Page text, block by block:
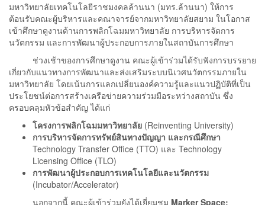
มหาวิทยาลัยเทคโนโลยีราชมงคลล้านนา (มทร.ล้านนา) ให้การ
ต้อนรับคณะผู้บริหารและคณาจารย์จากมหาวิทยาลัยสยาม ในโอกาส
เข้าศึกษาดูงานด้านการพลิกโฉมมหาวิทยาลัย การบริหารจัดการ
นวัตกรรม และการพัฒนาผู้ประกอบการภายในสถาบันการศึกษา
ช่วงเช้าของการศึกษาดูงาน คณะผู้เข้าร่วมได้รับฟังการบรรยาย
เกี่ยวกับแนวทางการพัฒนาและส่งเสริมระบบนิเวศนวัตกรรมภายใน
มหาวิทยาลัย โดยเน้นการแลกเปลี่ยนองค์ความรู้และแนวปฏิบัติที่เป็น
ประโยชน์ต่อการสร้างเครือข่ายความร่วมมือระหว่างสถาบัน ซึ่ง
ครอบคลุมหัวข้อสำคัญ ได้แก่
โครงการพลิกโฉมมหาวิทยาลัย (Reinventing University)
การบริหารจัดการทรัพย์สินทางปัญญา และกรณีศึกษา
Technology Transfer Office (TTO) และ Technology
Licensing Office (TLO)
การพัฒนาผู้ประกอบการเทคโนโลยีและนวัตกรรม
(Incubator/Accelerator)
นอกจากนี้ คณะผู้เข้าร่วมยังได้เยี่ยมชม Marker Space: